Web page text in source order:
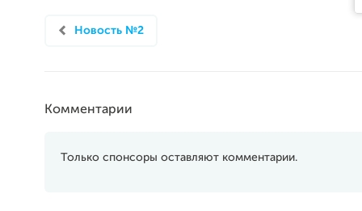
Новость №2
Комментарии
Только спонсоры оставляют комментарии.